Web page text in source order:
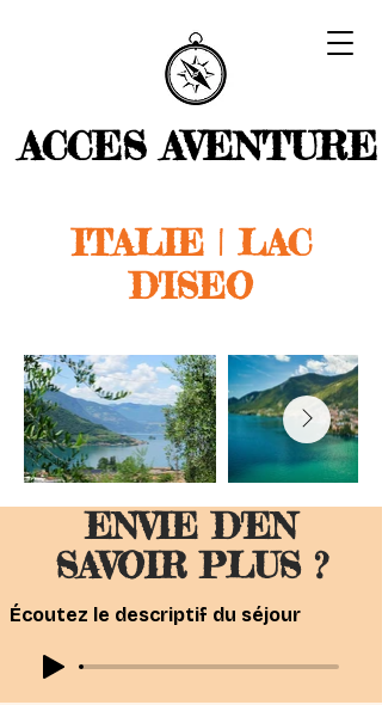
ACCES AVENTURE
ITALIE | LAC
D'ISEO
ENVIE D'EN
SAVOIR PLUS ?
Écoutez le descriptif du séjour